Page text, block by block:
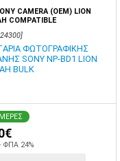
CAMERA (OEM) LION
COMPATIBLE
ΦΩΤΟΓΡΑΦΙΚΗΣ
SONY NP-BD1 LION
BULK
ΦΠΑ 24%